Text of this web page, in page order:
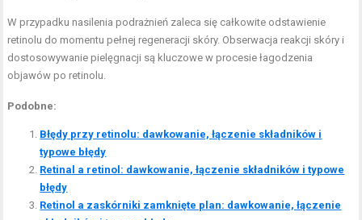
W przypadku nasilenia podrażnień zaleca się całkowite odstawienie
retinolu do momentu pełnej regeneracji skóry. Obserwacja reakcji skóry i
dostosowywanie pielęgnacji są kluczowe w procesie łagodzenia
objawów po retinolu.
Podobne:
Błędy przy retinolu: dawkowanie, łączenie składników i
typowe błędy
Retinal a retinol: dawkowanie, łączenie składników i typowe
błędy
Retinol a zaskórniki zamknięte plan: dawkowanie, łączenie